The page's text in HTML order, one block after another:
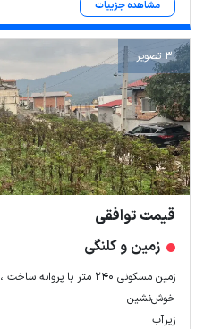
مشاهده جزییات
3 تصویر
قیمت توافقی
زمین و کلنگی
زمین مسکونی ۲۴۰ متر با پروانه ساخت ،
خوش‌نشین
زیرآب